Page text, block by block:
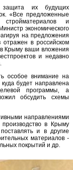
защита их будущих
«Все предложенные
и
экономического
на предложения
отражен в российском
Крыму ваши вложения
и недавно
особое внимание на
будет направлена
программы, а
обсудить схемы
направлениями
в Крыму
и в другие
материалов -
покрытий и др.